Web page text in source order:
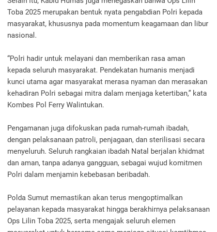
Toba 2025 merupakan bentuk nyata pengabdian Polri kepada
masyarakat, khususnya pada momentum keagamaan dan libur
nasional.
“Polri hadir untuk melayani dan memberikan rasa aman
kepada seluruh masyarakat. Pendekatan humanis menjadi
kunci utama agar masyarakat merasa nyaman dan merasakan
kehadiran Polri sebagai mitra dalam menjaga ketertiban,” kata
Kombes Pol Ferry Walintukan.
Pengamanan juga difokuskan pada rumah-rumah ibadah,
dengan pelaksanaan patroli, penjagaan, dan sterilisasi secara
menyeluruh. Seluruh rangkaian ibadah Natal berjalan khidmat
dan aman, tanpa adanya gangguan, sebagai wujud komitmen
Polri dalam menjamin kebebasan beribadah.
Polda Sumut memastikan akan terus mengoptimalkan
pelayanan kepada masyarakat hingga berakhirnya pelaksanaan
Ops Lilin Toba 2025, serta mengajak seluruh elemen